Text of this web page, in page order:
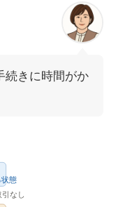
続きに時間がか
態
なし